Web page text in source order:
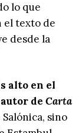
lo que
el texto de
desde la
alto en el
de Carta
sino